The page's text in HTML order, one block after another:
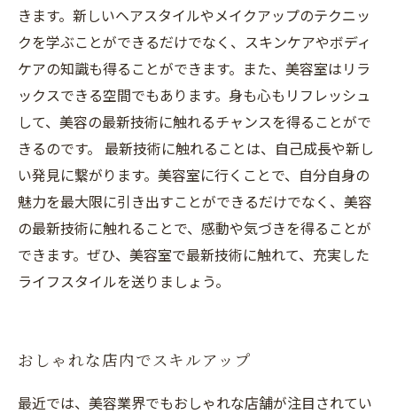
きます。新しいヘアスタイルやメイクアップのテクニッ
クを学ぶことができるだけでなく、スキンケアやボディ
ケアの知識も得ることができます。また、美容室はリラ
ックスできる空間でもあります。身も心もリフレッシュ
して、美容の最新技術に触れるチャンスを得ることがで
きるのです。 最新技術に触れることは、自己成長や新し
い発見に繋がります。美容室に行くことで、自分自身の
魅力を最大限に引き出すことができるだけでなく、美容
の最新技術に触れることで、感動や気づきを得ることが
できます。ぜひ、美容室で最新技術に触れて、充実した
ライフスタイルを送りましょう。
おしゃれな店内でスキルアップ
最近では、美容業界でもおしゃれな店舗が注目されてい